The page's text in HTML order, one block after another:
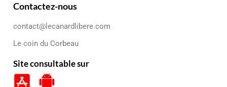
Contactez-nous
contact@lecanardlibere.com
Le coin du Corbeau
Site consultable sur